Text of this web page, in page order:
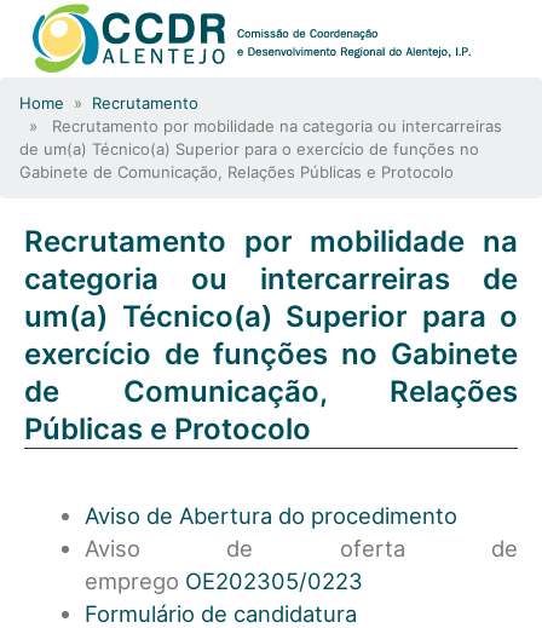
Home » Recrutamento
» Recrutamento por mobilidade na categoria ou intercarreiras
de um(a) Técnico(a) Superior para o exercício de funções no
Gabinete de Comunicação, Relações Públicas e Protocolo
Recrutamento por mobilidade na
categoria ou intercarreiras de
um(a) Técnico(a) Superior para o
exercício de funções no Gabinete
de Comunicação, Relações
Públicas e Protocolo
Aviso de Abertura do procedimento
Aviso de oferta de
emprego OE202305/0223
Formulário de candidatura